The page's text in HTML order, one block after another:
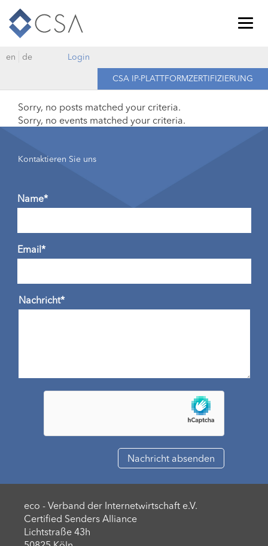
en de
Login
CSA IP-PLATTFORMZERTIFIZIERUNG
Sorry, no posts matched your criteria.
Sorry, no events matched your criteria.
Kontaktieren Sie uns
Name*
Email*
Nachricht*
eco - Verband der Internetwirtschaft e.V.
Certified Senders Alliance
Lichtstraße 43h